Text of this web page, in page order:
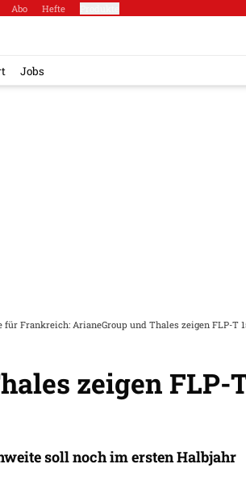
Abo Hefte
Jobs
Frankreich: ArianeGroup und Thales zeigen FLP-T
zeigen FLP-
soll noch im ersten Halbjahr